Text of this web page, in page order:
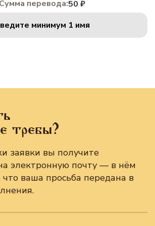
Сумма перевода:50 ₽
минимум 1 имя
требы?
заявки вы получите
электронную почту — в нём
что ваша просьба передана в